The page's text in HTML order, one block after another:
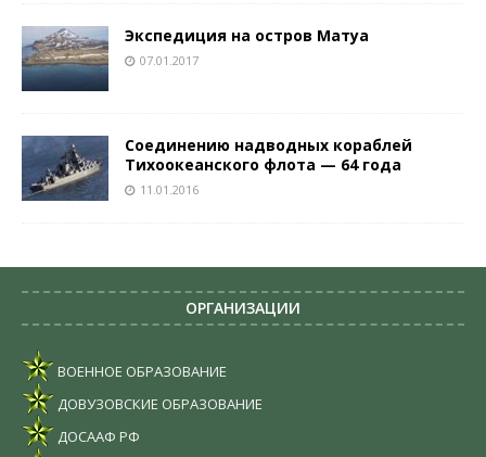
Экспедиция на остров Матуа
07.01.2017
Соединению надводных кораблей
Тихоокеанского флота — 64 года
11.01.2016
ОРГАНИЗАЦИИ
ВОЕННОЕ ОБРАЗОВАНИЕ
ДОВУЗОВСКИЕ ОБРАЗОВАНИЕ
ДОСААФ РФ